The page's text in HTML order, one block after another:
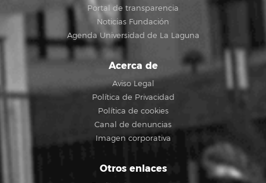
Portal de transparencia
Noticias Fundación
Agenda Universidad de La Laguna
Acerca de
Aviso Legal
Política de Privacidad
Política de cookies
Canal de denuncias
Imagen corporativa
Otros enlaces